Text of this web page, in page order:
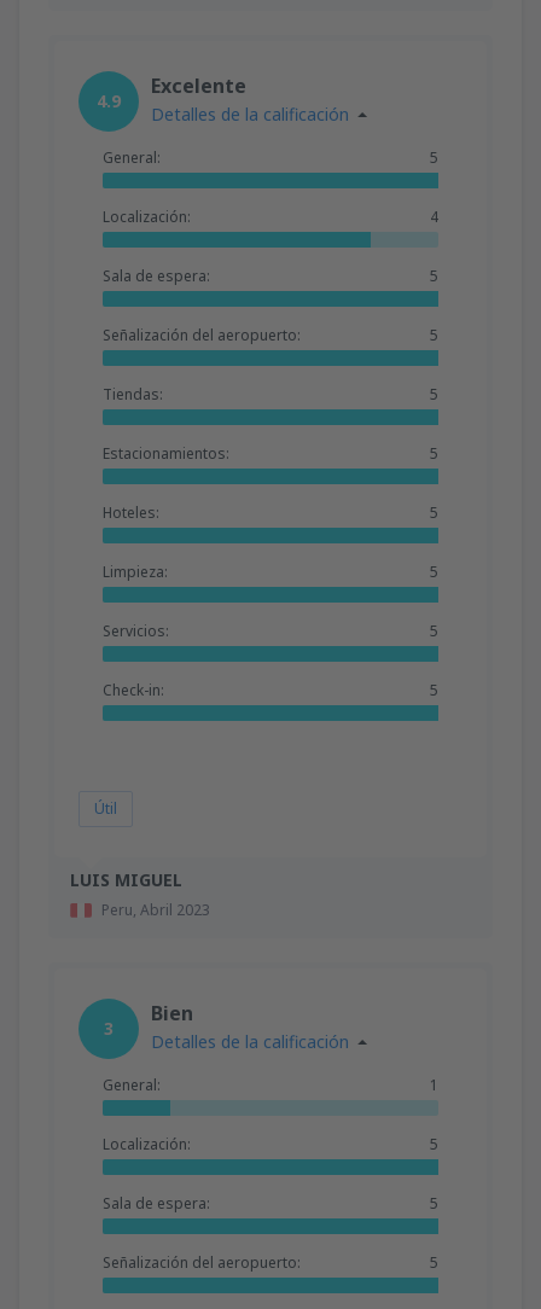
LUIS MIGUEL
Peru, Abril 2023
4.9
Excelente
Detalles de la calificación
General: 5
Localización: 4
Sala de espera: 5
Señalización del aeropuerto: 5
Tiendas: 5
Estacionamientos: 5
Hoteles: 5
Limpieza: 5
Servicios: 5
Check-in: 5
Útil
3
Bien
Detalles de la calificación
General: 1
Localización: 5
Sala de espera: 5
Señalización del aeropuerto: 5